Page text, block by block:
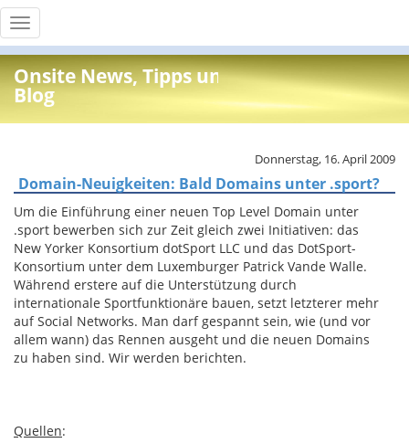
Toggle
navigation
Onsite News, Tipps und Info
Blog
Donnerstag, 16. April 2009
Domain-Neuigkeiten: Bald Domains unter .sport?
Um die Einführung einer neuen Top Level Domain unter
.sport bewerben sich zur Zeit gleich zwei Initiativen: das
New Yorker Konsortium dotSport LLC und das DotSport-
Konsortium unter dem Luxemburger Patrick Vande Walle.
Während erstere auf die Unterstützung durch
internationale Sportfunktionäre bauen, setzt letzterer mehr
auf Social Networks. Man darf gespannt sein, wie (und vor
allem wann) das Rennen ausgeht und die neuen Domains
zu haben sind. Wir werden berichten.
Quellen: